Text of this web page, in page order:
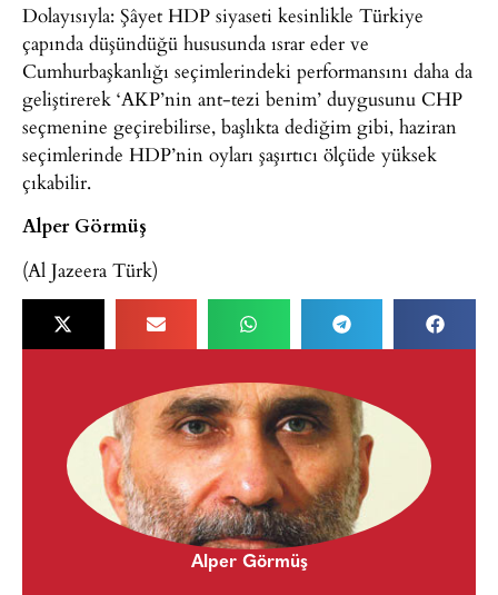
Dolayısıyla: Şâyet HDP siyaseti kesinlikle Türkiye
çapında düşündüğü hususunda ısrar eder ve
Cumhurbaşkanlığı seçimlerindeki performansını daha da
geliştirerek ‘AKP’nin ant-tezi benim’ duygusunu CHP
seçmenine geçirebilirse, başlıkta dediğim gibi, haziran
seçimlerinde HDP’nin oyları şaşırtıcı ölçüde yüksek
çıkabilir.
Alper Görmüş
(Al Jazeera Türk)
Alper Görmüş